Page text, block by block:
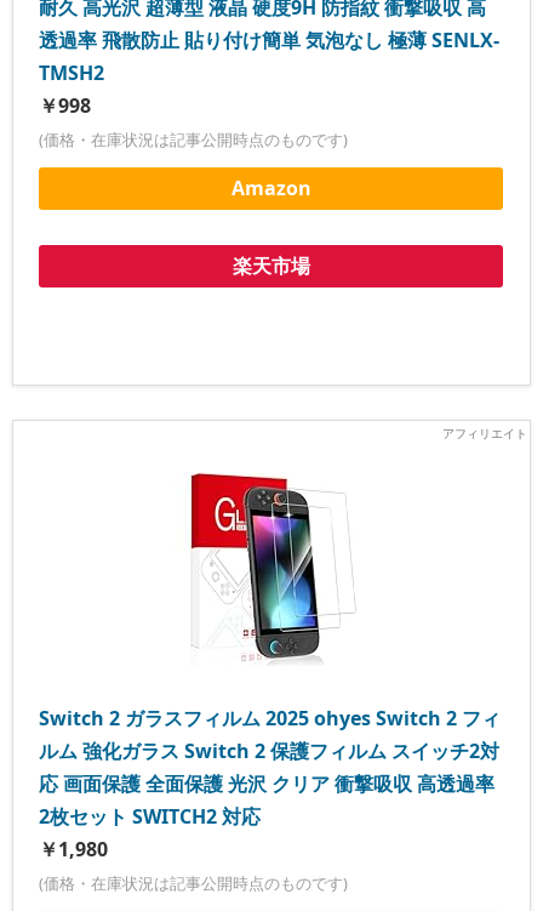
耐久 高光沢 超薄型 液晶 硬度9H 防指紋 衝撃吸収 高
透過率 飛散防止 貼り付け簡単 気泡なし 極薄 SENLX-
TMSH2
￥998
(価格・在庫状況は記事公開時点のものです)
Amazon
楽天市場
Switch 2 ガラスフィルム 2025 ohyes Switch 2 フィ
ルム 強化ガラス Switch 2 保護フィルム スイッチ2対
応 画面保護 全面保護 光沢 クリア 衝撃吸収 高透過率
2枚セット SWITCH2 対応
￥1,980
(価格・在庫状況は記事公開時点のものです)